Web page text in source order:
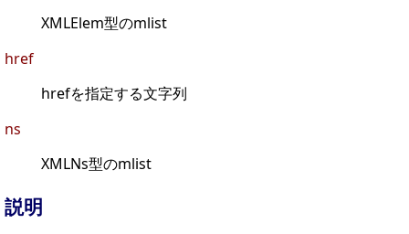
XMLElem型のmlist
href
hrefを指定する文字列
ns
XMLNs型のmlist
説明